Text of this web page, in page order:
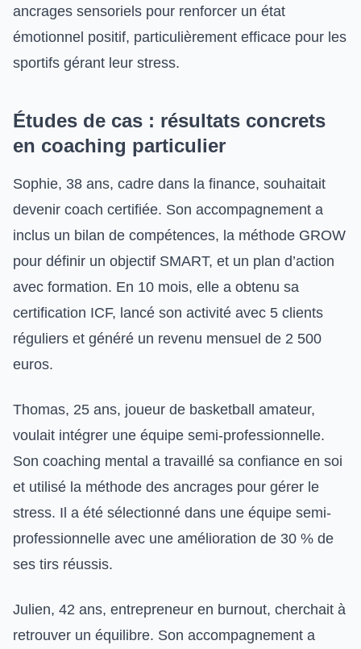
ancrages sensoriels pour renforcer un état
émotionnel positif, particulièrement efficace pour les
sportifs gérant leur stress.
Études de cas : résultats concrets
en coaching particulier
Sophie, 38 ans, cadre dans la finance, souhaitait
devenir coach certifiée. Son accompagnement a
inclus un bilan de compétences, la méthode GROW
pour définir un objectif SMART, et un plan d’action
avec formation. En 10 mois, elle a obtenu sa
certification ICF, lancé son activité avec 5 clients
réguliers et généré un revenu mensuel de 2 500
euros.
Thomas, 25 ans, joueur de basketball amateur,
voulait intégrer une équipe semi-professionnelle.
Son coaching mental a travaillé sa confiance en soi
et utilisé la méthode des ancrages pour gérer le
stress. Il a été sélectionné dans une équipe semi-
professionnelle avec une amélioration de 30 % de
ses tirs réussis.
Julien, 42 ans, entrepreneur en burnout, cherchait à
retrouver un équilibre. Son accompagnement a